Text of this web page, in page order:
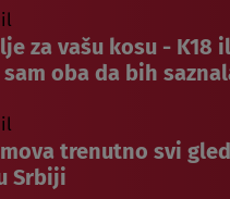
za vašu kosu - K18
oba da bih
trenutno svi
Srbiji